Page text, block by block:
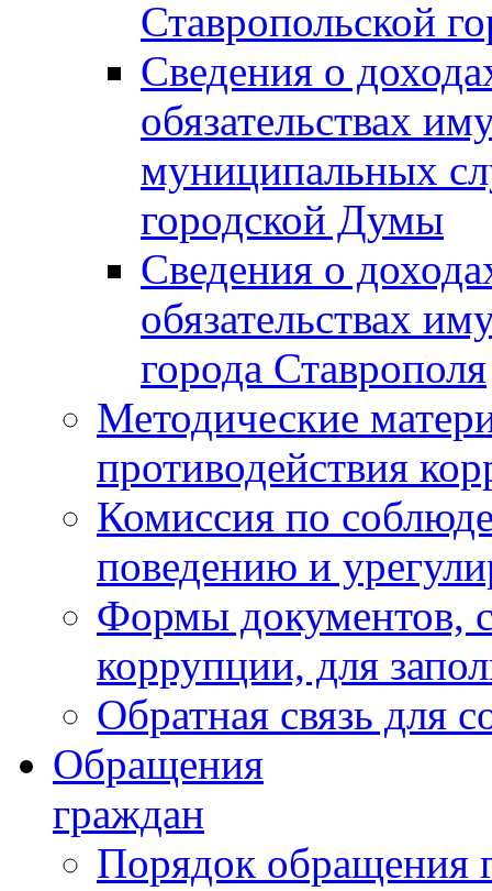
Ставропольской
Сведения о
обязательствах
муниципальных
городской Думы
Сведения о
обязательствах
города Ставрополя
Методические
противодействия
Комиссия по
поведению и
Формы документов,
коррупции, для
Обратная связь для
Обращения
граждан
Порядок обращения